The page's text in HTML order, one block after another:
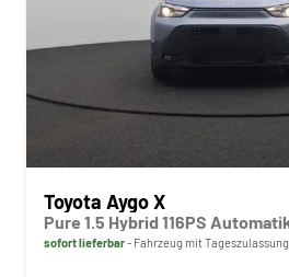
Toyota Aygo X
sofort lieferbar Fahrzeug mit Tageszulassung